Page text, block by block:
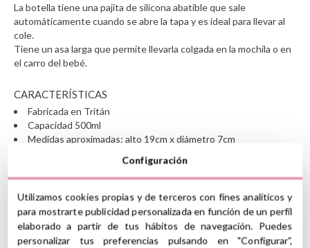
La botella tiene una pajita de silicona abatible que sale
automáticamente cuando se abre la tapa y es ideal para llevar al
cole.
Tiene un asa larga que permite llevarla colgada en la mochila o en
el carro del bebé.
CARACTERÍSTICAS
Fabricada en Tritán
Capacidad 500ml
Medidas aproximadas: alto 19cm x diámetro 7cm
Apta para lavavajillas a menos de 60º
No esterilizar
Para niños entre 2 y 6 años
A partir de 12 meses
ID: 66988
Configuración
Utilizamos cookies propias y de terceros con fines analíticos y
para mostrarte publicidad personalizada en función de un perfil
elaborado a partir de tus hábitos de navegación. Puedes
personalizar tus preferencias pulsando en "Configurar",